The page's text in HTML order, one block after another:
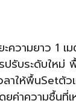
ความยาว 1
รับระดับใหม่
าให้พื้นSetตัว
ยค่าความชื้นที่